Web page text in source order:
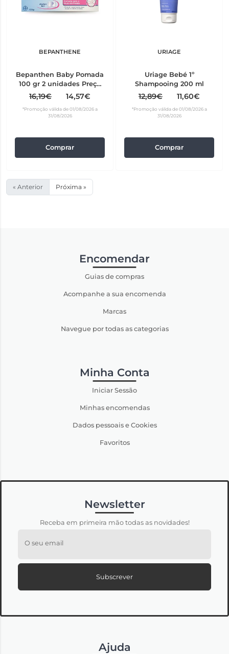
BEPANTHENE
Bepanthen Baby Pomada
100 gr 2 unidades Preço
Especial
16,19€ 14,57€
*Promoção válida de 01/08/2026 a
31/08/2026
Comprar
URIAGE
Uriage Bebé 1º
Shampooing 200 ml
12,89€ 11,60€
*Promoção válida de 01/08/2026 a
31/08/2026
Comprar
« Anterior Próxima »
Encomendar
Guias de compras
Acompanhe a sua encomenda
Marcas
Navegue por todas as categorias
Minha Conta
Iniciar Sessão
Minhas encomendas
Dados pessoais e Cookies
Favoritos
Newsletter
Receba em primeira mão todas as novidades!
O seu email
Subscrever
Ajuda